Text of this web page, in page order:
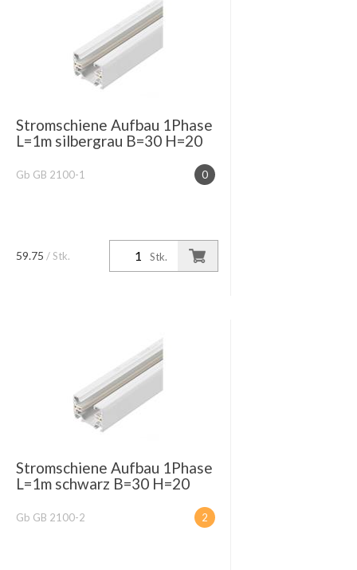
Stromschiene Aufbau 1Phase
L=1m silbergrau B=30 H=20
0
Gb GB 2100-1
Stk.
59.75 / Stk.
Stromschiene Aufbau 1Phase
L=1m schwarz B=30 H=20
2
Gb GB 2100-2